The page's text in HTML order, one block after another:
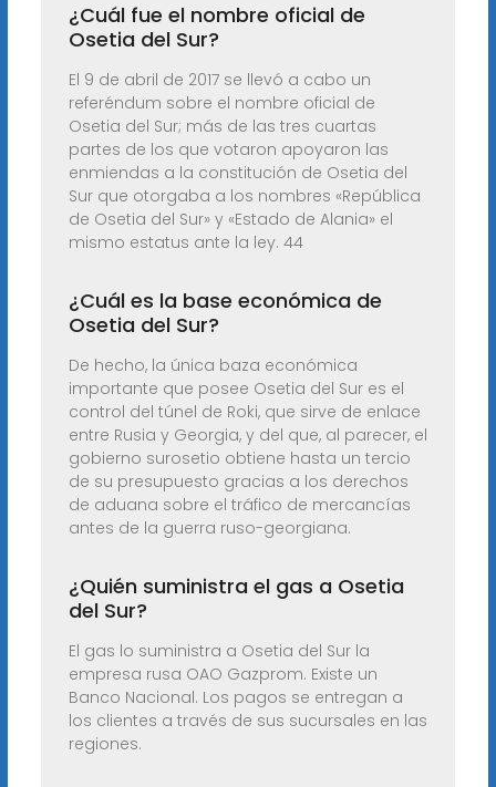
¿Cuál fue el nombre oficial de
Osetia del Sur?
El 9 de abril de 2017 se llevó a cabo un
referéndum sobre el nombre oficial de
Osetia del Sur; más de las tres cuartas
partes de los que votaron apoyaron las
enmiendas a la constitución de Osetia del
Sur que otorgaba a los nombres «República
de Osetia del Sur» y «Estado de Alania» el
mismo estatus ante la ley. 44
¿Cuál es la base económica de
Osetia del Sur?
De hecho, la única baza económica
importante que posee Osetia del Sur es el
control del túnel de Roki, que sirve de enlace
entre Rusia y Georgia, y del que, al parecer, el
gobierno surosetio obtiene hasta un tercio
de su presupuesto gracias a los derechos
de aduana sobre el tráfico de mercancías
antes de la guerra ruso-georgiana.
¿Quién suministra el gas a Osetia
del Sur?
El gas lo suministra a Osetia del Sur la
empresa rusa OAO Gazprom. Existe un
Banco Nacional. Los pagos se entregan a
los clientes a través de sus sucursales en las
regiones.